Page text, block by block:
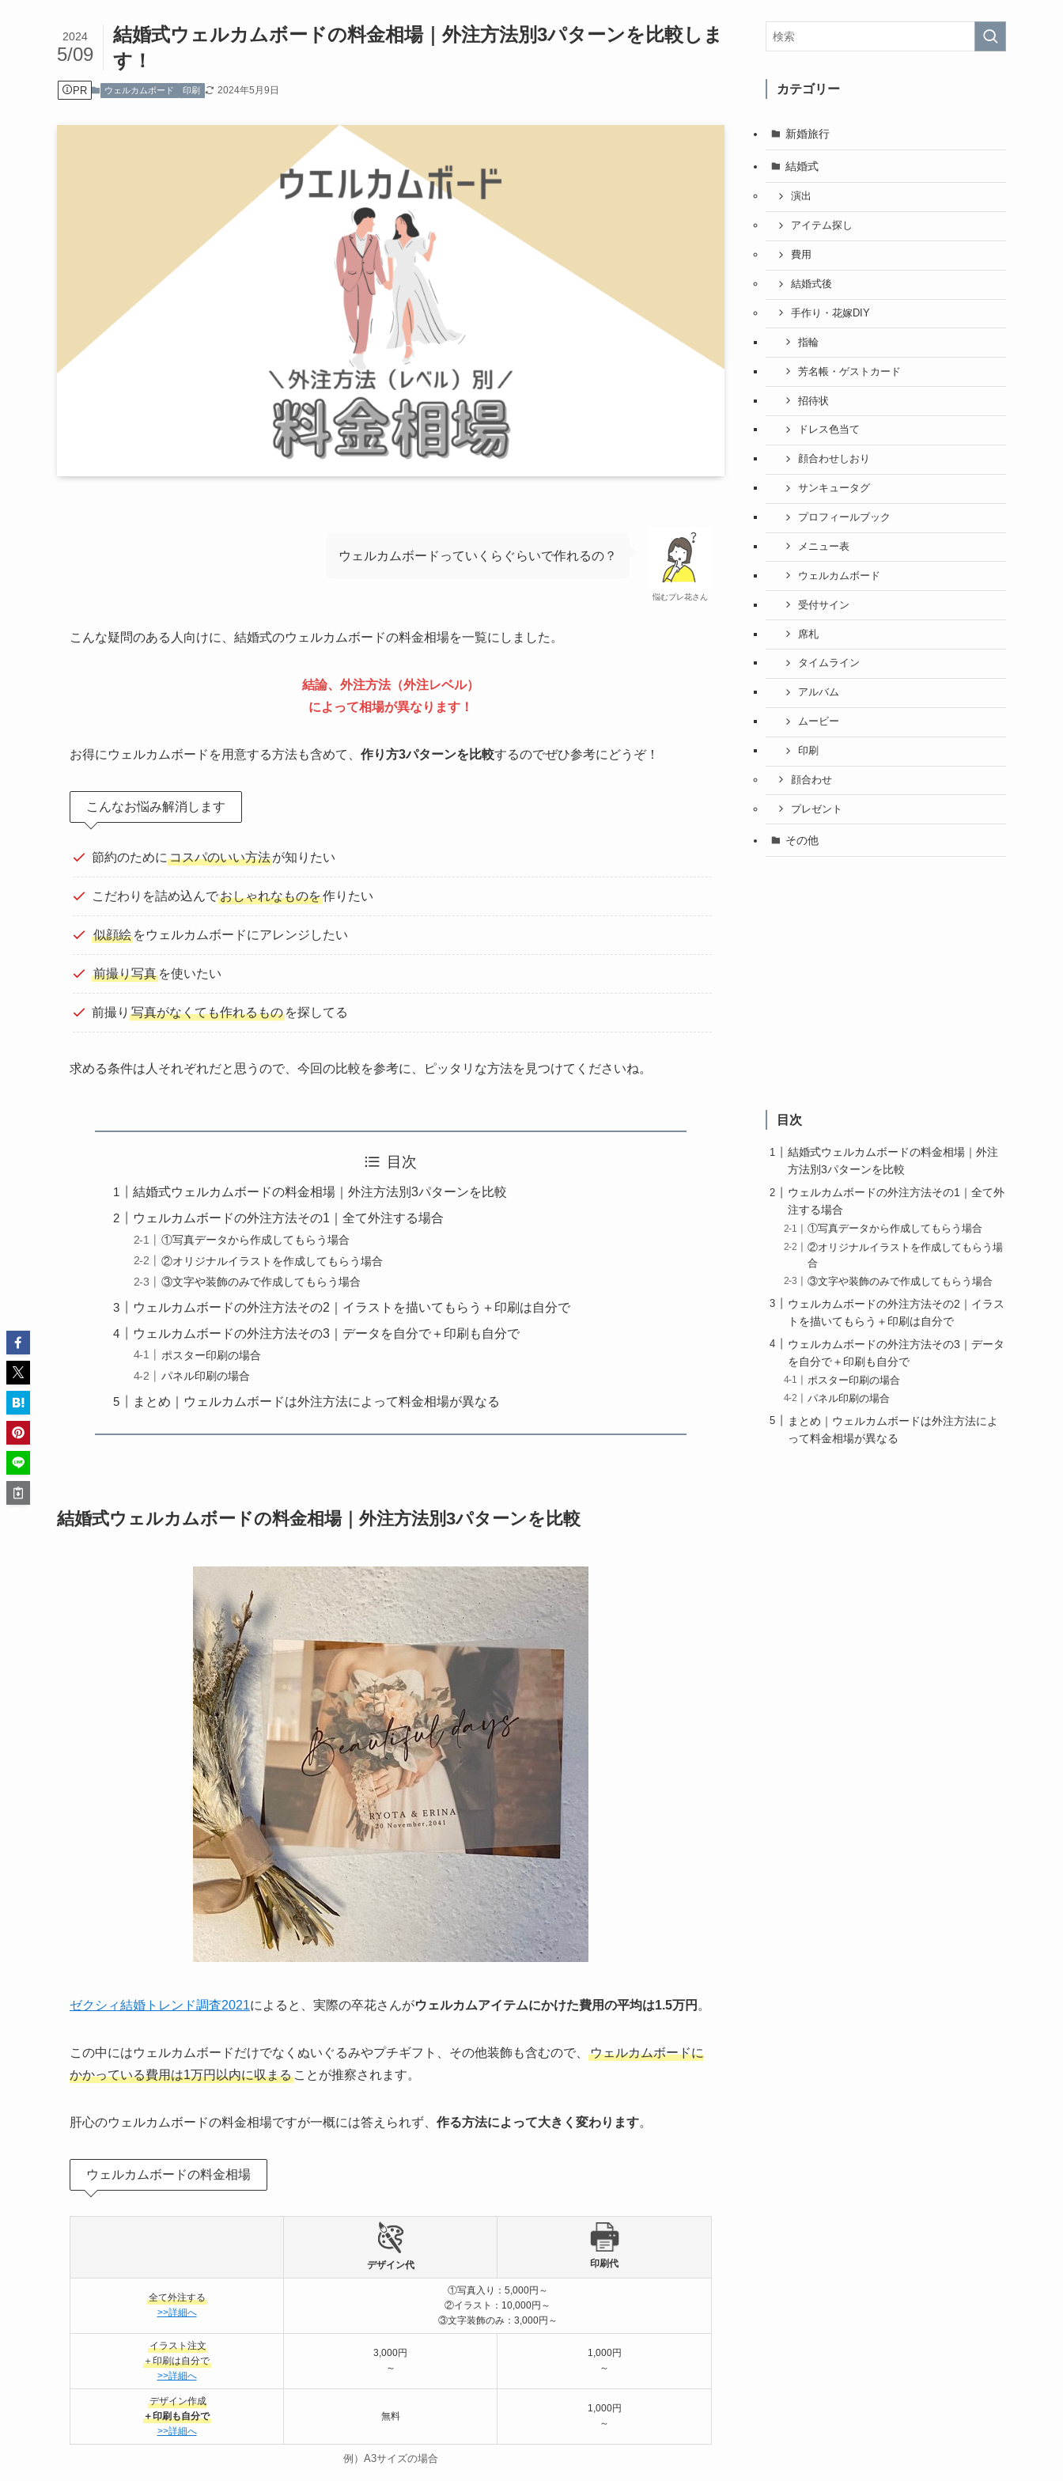
結婚式ウェルカムボードの料金相場｜外注方法別3パターンを比較しま
す！
2024
5/09
PR ウェルカムボード 印刷 2024年5月9日
悩むプレ花さん
ウェルカムボードっていくらぐらいで作れるの？
こんな疑問のある人向けに、結婚式のウェルカムボードの料金相場を一覧にしました。
結論、外注方法（外注レベル）
によって相場が異なります！
お得にウェルカムボードを用意する方法も含めて、 作り方3パターンを比較するのでぜひ参考にどうぞ！
こんなお悩み解消します
節約のために コスパのいい方法が知りたい
こだわりを詰め込んでおしゃれなものを作りたい
似顔絵 をウェルカムボードにアレンジしたい
前撮り写真 を使いたい
前撮り 写真がなくても作れるもの を探してる
求める条件は人それぞれだと思うので、今回の比較を参考に、ピッタリな方法を見つけてくださいね。
目次
結婚式ウェルカムボードの料金相場｜外注方法別3パターンを比較
ウェルカムボードの外注方法その1｜全て外注する場合
①写真データから作成してもらう場合
②オリジナルイラストを作成してもらう場合
③文字や装飾のみで作成してもらう場合
ウェルカムボードの外注方法その2｜イラストを描いてもらう＋印刷は自分で
ウェルカムボードの外注方法その3｜データを自分で＋印刷も自分で
ポスター印刷の場合
パネル印刷の場合
まとめ｜ウェルカムボードは外注方法によって料金相場が異なる
結婚式ウェルカムボードの料金相場｜外注方法別3パターンを比較
ゼクシィ結婚トレンド調査2021によると、実際の卒花さんがウェルカムアイテムにかけた費用の平均は1.5万円 。
この中にはウェルカムボードだけでなくぬいぐるみやプチギフト、その他装飾も含むので、
ウェルカムボードに
かかっている費用は1万円以内に収まる ことが推察されます。
肝心のウェルカムボードの料金相場ですが一概には答えられず、 作る方法によって大きく変わります。
ウェルカムボードの料金相場
デザイン代 印刷代
全て外注する
>>詳細へ
①写真入り：5,000円～
②イラスト：10,000円～
③文字装飾のみ：3,000円～
イラスト注文
＋印刷は自分で
>>詳細へ
3,000円
～
1,000円
～
デザイン作成
＋印刷も自分で
>>詳細へ
無料
1,000円
～
例）A3サイズの場合
カテゴリー
新婚旅行
結婚式
演出
アイテム探し
費用
結婚式後
手作り・花嫁DIY
指輪
芳名帳・ゲストカード
招待状
ドレス色当て
顔合わせしおり
サンキュータグ
プロフィールブック
メニュー表
ウェルカムボード
受付サイン
席札
タイムライン
アルバム
ムービー
印刷
顔合わせ
プレゼント
その他
目次
結婚式ウェルカムボードの料金相場｜外注
方法別3パターンを比較
ウェルカムボードの外注方法その1｜全て外
注する場合
①写真データから作成してもらう場合
②オリジナルイラストを作成してもらう場
合
③文字や装飾のみで作成してもらう場合
ウェルカムボードの外注方法その2｜イラス
トを描いてもらう＋印刷は自分で
ウェルカムボードの外注方法その3｜データ
を自分で＋印刷も自分で
ポスター印刷の場合
パネル印刷の場合
まとめ｜ウェルカムボードは外注方法によ
って料金相場が異なる